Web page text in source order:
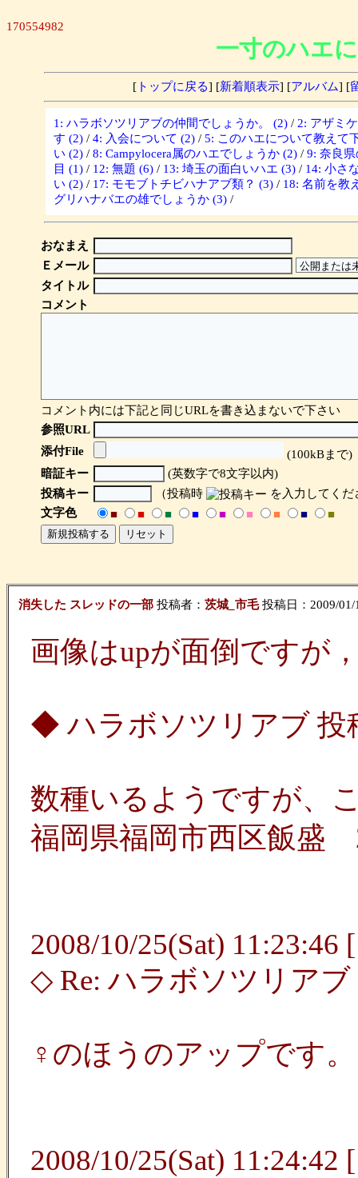
170554982
一寸のハエ
[ トップに戻る] [新着順表示] [アルバム] [
1: ハラボソツリアブの仲間でしょうか。 (2) / 2: アザミ
す (2) / 4: 入会について (2) / 5: このハエについて教えて
い (2) / 8: Campylocera属のハエでしょうか (2) / 9: 奈良
目 (1) / 12: 無題 (6) / 13: 埼玉の面白いハエ (3) / 14: 小さ
い (2) / 17: モモブトチビハナアブ類？ (3) / 18: 名前を教
グリハナバエの雄でしょうか (3) /
おなまえ
Ｅメール
タイトル
コメント
コメント内には下記と同じURLを書き込まないで下さい
参照URL
添付File
(100kBまで)
暗証キー
(英数字で8文字以内)
投稿キー
（投稿時
を入力してくだ
文字色
■ ■ ■ ■ ■ ■ ■ ■ ■
消失した スレッドの一部 投稿者： 茨城_市毛投稿日：2009/
画像はupが面倒ですが
◆ ハラボソツリアブ 投
数種いるようですが、
福岡県福岡市西区飯盛
2008/10/25(Sat) 11:23:46
◇ Re: ハラボソツリアブ
♀のほうのアップです。
2008/10/25(Sat) 11:24:42